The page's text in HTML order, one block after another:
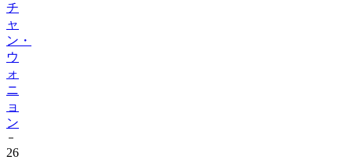
チ
ャ
ン・
ウ
ォ
ニ
ョ
ン
26